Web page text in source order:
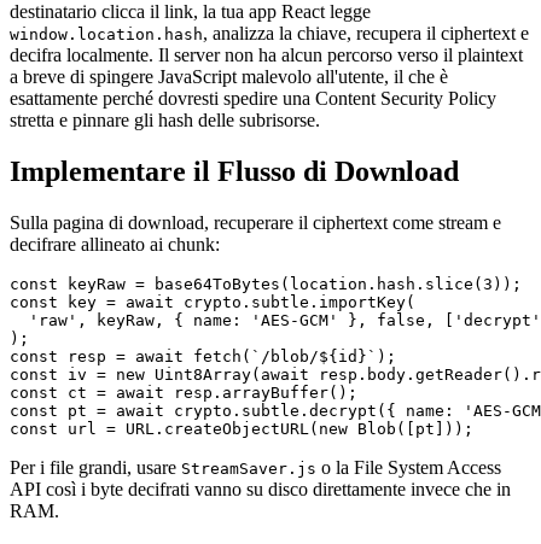
destinatario clicca il link, la tua app React legge
window.location.hash, analizza la chiave, recupera il ciphertext e
decifra localmente. Il server non ha alcun percorso verso il plaintext
a breve di spingere JavaScript malevolo all'utente, il che è
esattamente perché dovresti spedire una Content Security Policy
stretta e pinnare gli hash delle subrisorse.
Implementare il Flusso di Download
Sulla pagina di download, recuperare il ciphertext come stream e
decifrare allineato ai chunk:
const keyRaw = base64ToBytes(location.hash.slice(3));
const key = await crypto.subtle.importKey(
'raw', keyRaw, { name: 'AES-GCM' }, false,
);
const resp = await fetch(`/blob/${id}`);
const iv = new Uint8Array(await
const ct = await resp.arrayBuffer();
const pt = await crypto.subtle.decrypt({ name: 'AES-
Per i file grandi, usare StreamSaver.js o la File System Access
API così i byte decifrati vanno su disco direttamente invece che in
RAM.